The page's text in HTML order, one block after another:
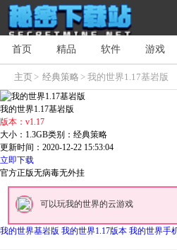
首页 精品 软件 游戏
主页> 经典策略 > 我的世界1.17基岩版
我的世界1.17基岩版
版本：v1.17
大小：1.3GB类别：经典策略
更新时间：2020-12-22 15:53:04
立即下载
官方正版无病毒无外挂
可以玩我的世界的云游戏
我的世界基岩版 我的世界1.17版本 我的世界手